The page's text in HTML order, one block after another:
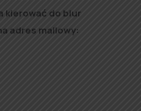
kierować do biur
adres mailowy: